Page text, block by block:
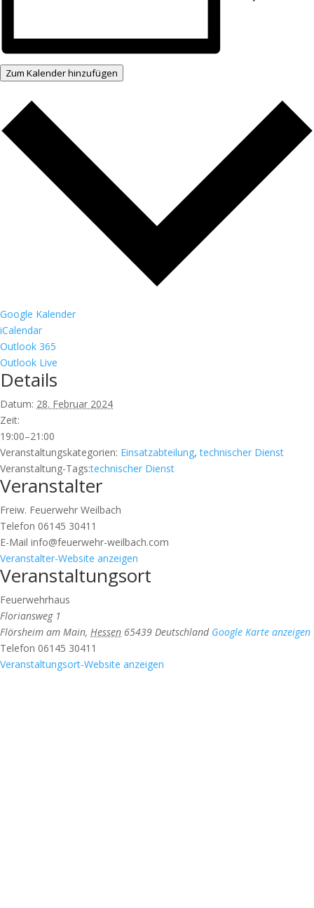
Zum Kalender hinzufügen
Google Kalender
iCalendar
Outlook 365
Outlook Live
Details
Datum: 28. Februar 2024
Zeit:
19:00–21:00
Veranstaltungskategorien: Einsatzabteilung,technischer Dienst
Veranstaltung-Tags:technischer Dienst
Veranstalter
Freiw. Feuerwehr Weilbach
Telefon 06145 30411
E-Mail info@feuerwehr-weilbach.com
Veranstalter-Website anzeigen
Veranstaltungsort
Feuerwehrhaus
Floriansweg 1
Flörsheim am Main, Hessen 65439 Deutschland Google Karte anzeigen
Telefon 06145 30411
Veranstaltungsort-Website anzeigen